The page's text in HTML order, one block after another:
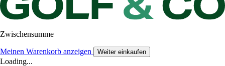
Zwischensumme
Meinen Warenkorb anzeigen Weiter einkaufen
Loading...